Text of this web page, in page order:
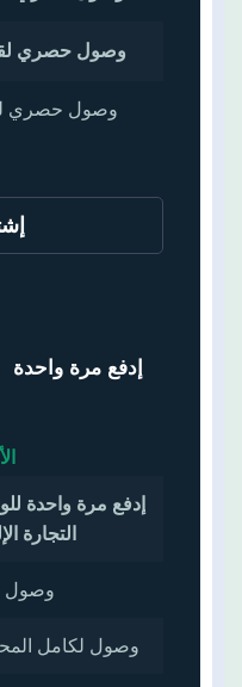
وصول حصري
وصول حصري
إدفع مرة واحدة
إدفع مرة واحدة
التجارة
وصول 24/7 كل الأيام
وصول لكامل